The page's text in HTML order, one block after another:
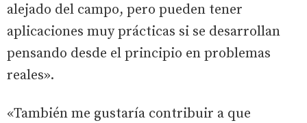
alejado del campo, pero pueden tener
aplicaciones muy prácticas si se desarrollan
pensando desde el principio en problemas
reales».
«También me gustaría contribuir a que